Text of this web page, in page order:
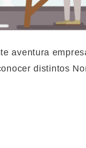
aventura
distintos